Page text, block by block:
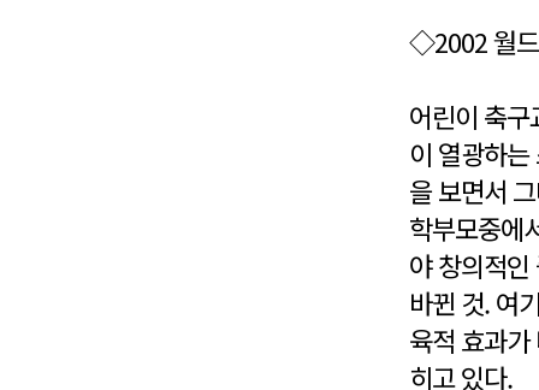
◇2002 월드
어린이 축
이 열광하
을 보면서
학부모중에
야 창의적인
바뀐 것. 여
육적 효과
히고 있다.